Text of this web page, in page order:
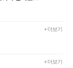
+ 더보기
+ 더보기